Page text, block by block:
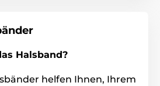
Halsband?
helfen Ihnen, Ihrem